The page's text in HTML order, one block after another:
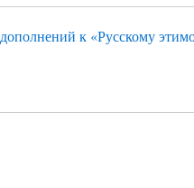
к «Русскому